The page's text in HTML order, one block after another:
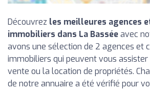
Découvrez les meilleures agences
immobiliers dans La Basséeavec
avons une sélection de 2 agences et
immobiliers qui peuvent vous
vente ou la location de propriétés.
de notre annuaire a été vérifié pour